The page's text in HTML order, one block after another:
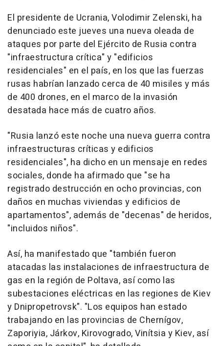
El presidente de Ucrania, Volodimir Zelenski, ha
denunciado este jueves una nueva oleada de
ataques por parte del Ejército de Rusia contra
"infraestructura crítica" y "edificios
residenciales" en el país, en los que las fuerzas
rusas habrían lanzado cerca de 40 misiles y más
de 400 drones, en el marco de la invasión
desatada hace más de cuatro años.
"Rusia lanzó este noche una nueva guerra contra
infraestructuras críticas y edificios
residenciales", ha dicho en un mensaje en redes
sociales, donde ha afirmado que "se ha
registrado destrucción en ocho provincias, con
daños en muchas viviendas y edificios de
apartamentos", además de "decenas" de heridos,
"incluidos niños".
Así, ha manifestado que "también fueron
atacadas las instalaciones de infraestructura de
gas en la región de Poltava, así como las
subestaciones eléctricas en las regiones de Kiev
y Dnipropetrovsk". "Los equipos han estado
trabajando en las provincias de Chernígov,
Zaporiyia, Járkov, Kirovogrado, Vinítsia y Kiev, así